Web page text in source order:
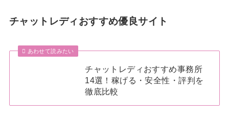
チャットレディおすすめ優良サイト
あわせて読みたい
チャットレディおすすめ事務所
14選！稼げる・安全性・評判を
徹底比較